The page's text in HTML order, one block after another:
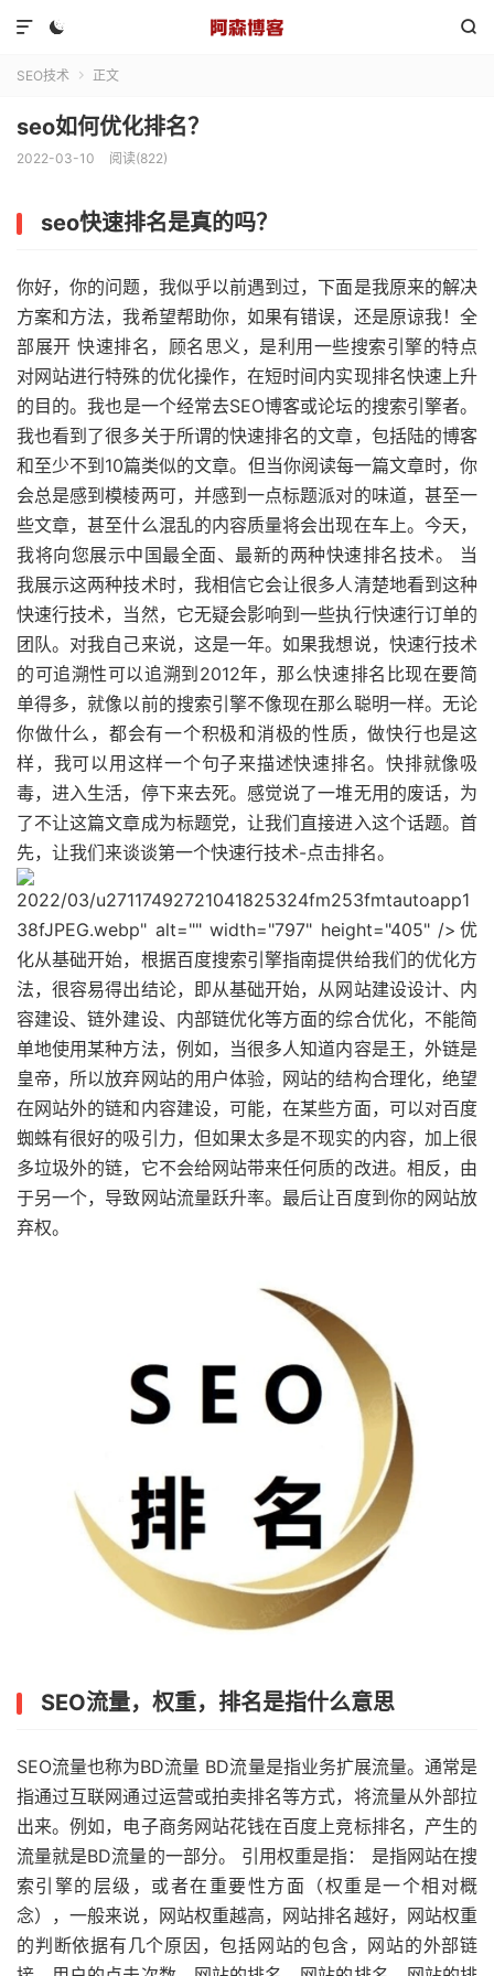
 

SEO技术  正文
seo如何优化排名？
2022-03-10 阅读(822)
seo快速排名是真的吗？
你好，你的问题，我似乎以前遇到过，下面是我原来的解决
方案和方法，我希望帮助你，如果有错误，还是原谅我！全
部展开 快速排名，顾名思义，是利用一些搜索引擎的特点
对网站进行特殊的优化操作，在短时间内实现排名快速上升
的目的。我也是一个经常去SEO博客或论坛的搜索引擎者。
我也看到了很多关于所谓的快速排名的文章，包括陆的博客
和至少不到10篇类似的文章。但当你阅读每一篇文章时，你
会总是感到模棱两可，并感到一点标题派对的味道，甚至一
些文章，甚至什么混乱的内容质量将会出现在车上。今天，
我将向您展示中国最全面、最新的两种快速排名技术。 当
我展示这两种技术时，我相信它会让很多人清楚地看到这种
快速行技术，当然，它无疑会影响到一些执行快速行订单的
团队。对我自己来说，这是一年。如果我想说，快速行技术
的可追溯性可以追溯到2012年，那么快速排名比现在要简
单得多，就像以前的搜索引擎不像现在那么聪明一样。无论
你做什么，都会有一个积极和消极的性质，做快行也是这
样，我可以用这样一个句子来描述快速排名。快排就像吸
毒，进入生活，停下来去死。感觉说了一堆无用的废话，为
了不让这篇文章成为标题党，让我们直接进入这个话题。首
先，让我们来谈谈第一个快速行技术-点击排名。
2022/03/u27117492721041825324fm253fmtautoapp1
38fJPEG.webp" alt="" width="797" height="405" />优
化从基础开始，根据百度搜索引擎指南提供给我们的优化方
法，很容易得出结论，即从基础开始，从网站建设设计、内
容建设、链外建设、内部链优化等方面的综合优化，不能简
单地使用某种方法，例如，当很多人知道内容是王，外链是
皇帝，所以放弃网站的用户体验，网站的结构合理化，绝望
在网站外的链和内容建设，可能，在某些方面，可以对百度
蜘蛛有很好的吸引力，但如果太多是不现实的内容，加上很
多垃圾外的链，它不会给网站带来任何质的改进。相反，由
于另一个，导致网站流量跃升率。最后让百度到你的网站放
弃权。
SEO流量，权重，排名是指什么意思
SEO流量也称为BD流量 BD流量是指业务扩展流量。通常是
指通过互联网通过运营或拍卖排名等方式，将流量从外部拉
出来。例如，电子商务网站花钱在百度上竞标排名，产生的
流量就是BD流量的一部分。 引用权重是指： 是指网站在搜
索引擎的层级，或者在重要性方面（权重是一个相对概
念），一般来说，网站权重越高，网站排名越好，网站权重
的判断依据有几个原因，包括网站的包含，网站的外部链